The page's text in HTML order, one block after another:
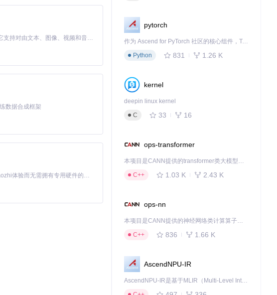
对于iOS应用安装场景，需确
MiniMax H3 是一个通用的全模态生成系统。它支持对由文本、图像、视频和音频组成的多模态上下文进行统一理解，并能生成分辨率高达 2K、时长可达 15 秒的带原生立体声音频的视频。得益于面向任务泛化的系统设计，H3 在预训练阶段就已具备广泛的多模态上下文理解与生成能力，能够出色地执行复杂的多模态指令。
数据合成框架
基于Python的Xiaozhi AI，适用于想要完整Xiaozhi体验而无需拥有专用硬件的用户。
pytorch
作为 Ascend for PyTorch 社区的核心组件，TorchNPU 是昇腾专为 PyTorch 打造的深度学习适配插件，使 PyTorch 框架能够直接调用昇腾 NPU，为开发者提供昇腾 AI 处理器的超强算力。
Python
831 1.26 K
kernel
deepin linux kernel
C
33 16
ops-transformer
本项目是CANN提供的transformer类大模型算子库，实现网络在NPU上加速计算。
C++
1.03 K 2.43 K
ops-nn
本项目是CANN提供的神经网络类计算算子库，实现网络在NPU上加速计算。
C++
836 1.66 K
AscendNPU-IR
AscendNPU-IR是基于MLIR（Multi-Level Intermediate Representation）构建的，面向昇腾亲和算子编译时使用的中间表示，提供昇腾完备表达能力，通过编译优化提升昇腾AI处理器计算效率，支持通过生态框架使能昇腾AI处理器与深度调优